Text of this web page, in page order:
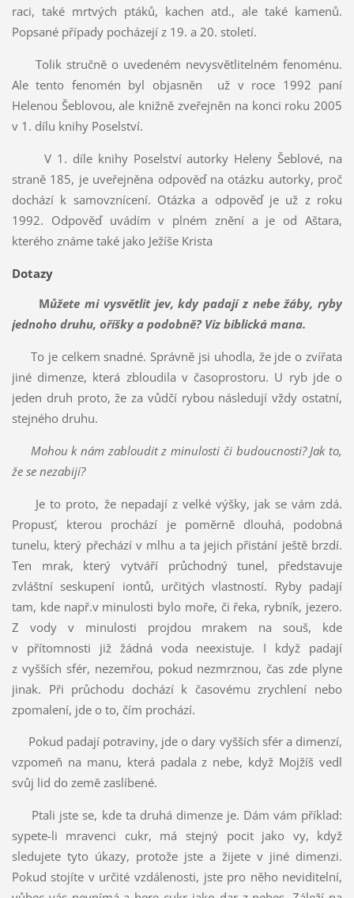
raci, také mrtvých ptáků, kachen atd., ale také kamenů.
Popsané případy pocházejí z 19. a 20. století.
Tolik stručně o uvedeném nevysvětlitelném fenoménu.
Ale tento fenomén byl objasněn už v roce 1992 paní
Helenou Šeblovou, ale knižně zveřejněn na konci roku 2005
v 1. dílu knihy Poselství.
V 1. díle knihy Poselství autorky Heleny Šeblové, na
straně 185, je uveřejněna odpověď na otázku autorky, proč
dochází k samovznícení. Otázka a odpověď je už z roku
1992. Odpověď uvádím v plném znění a je od Aštara,
kterého známe také jako Ježíše Krista
Dotazy
Můžete mi vysvětlit jev, kdy padají z nebe žáby, ryby
jednoho druhu, oříšky a podobně? Viz biblická mana.
To je celkem snadné. Správně jsi uhodla, že jde o zvířata
jiné dimenze, která zbloudila v časoprostoru. U ryb jde o
jeden druh proto, že za vůdčí rybou následují vždy ostatní,
stejného druhu.
Mohou k nám zabloudit z minulosti či budoucnosti? Jak to,
že se nezabijí?
Je to proto, že nepadají z velké výšky, jak se vám zdá.
Propusť, kterou prochází je poměrně dlouhá, podobná
tunelu, který přechází v mlhu a ta jejich přistání ještě brzdí.
Ten mrak, který vytváří průchodný tunel, představuje
zvláštní seskupení iontů, určitých vlastností. Ryby padají
tam, kde např.v minulosti bylo moře, či řeka, rybník, jezero.
Z vody v minulosti projdou mrakem na souš, kde
v přítomnosti již žádná voda neexistuje. I když padají
z vyšších sfér, nezemřou, pokud nezmrznou, čas zde plyne
jinak. Při průchodu dochází k časovému zrychlení nebo
zpomalení, jde o to, čím prochází.
Pokud padají potraviny, jde o dary vyšších sfér a dimenzí,
vzpomeň na manu, která padala z nebe, když Mojžíš vedl
svůj lid do země zaslíbené.
Ptali jste se, kde ta druhá dimenze je. Dám vám příklad:
sypete-li mravenci cukr, má stejný pocit jako vy, když
sledujete tyto úkazy, protože jste a žijete v jiné dimenzi.
Pokud stojíte v určité vzdálenosti, jste pro něho neviditelní,